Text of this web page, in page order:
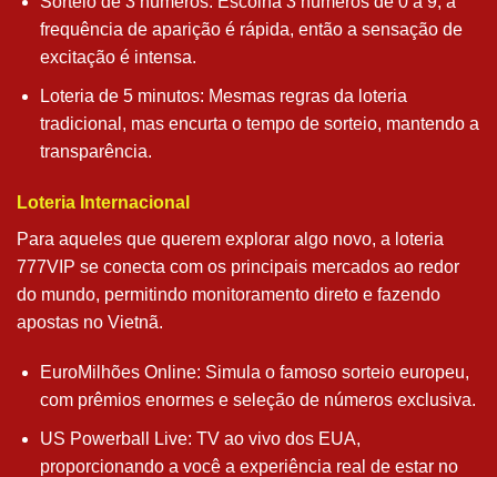
frequência de aparição é rápida, então a sensação de
excitação é intensa.
Loteria de 5 minutos: Mesmas regras da loteria
tradicional, mas encurta o tempo de sorteio, mantendo a
transparência.
Loteria Internacional
Para aqueles que querem explorar algo novo, a loteria
777VIP se conecta com os principais mercados ao redor
do mundo, permitindo monitoramento direto e fazendo
apostas no Vietnã.
EuroMilhões Online: Simula o famoso sorteio europeu,
com prêmios enormes e seleção de números exclusiva.
US Powerball Live: TV ao vivo dos EUA,
proporcionando a você a experiência real de estar no